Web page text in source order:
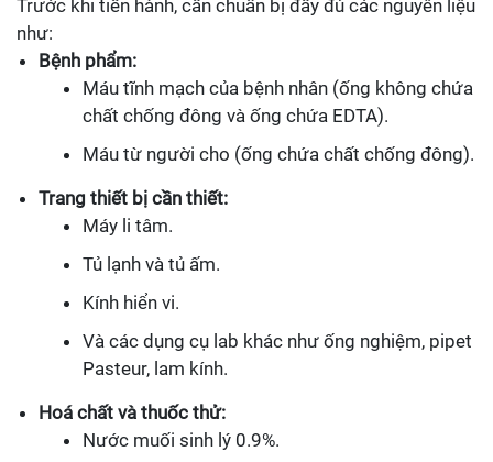
Trước khi tiến hành, cần chuẩn bị đầy đủ các nguyên liệu
như:
Bệnh phẩm:
Máu tĩnh mạch của bệnh nhân (ống không chứa
chất chống đông và ống chứa EDTA).
Máu từ người cho (ống chứa chất chống đông).
Trang thiết bị cần thiết:
Máy li tâm.
Tủ lạnh và tủ ấm.
Kính hiển vi.
Và các dụng cụ lab khác như ống nghiệm, pipet
Pasteur, lam kính.
Hoá chất và thuốc thử:
Nước muối sinh lý 0.9%.